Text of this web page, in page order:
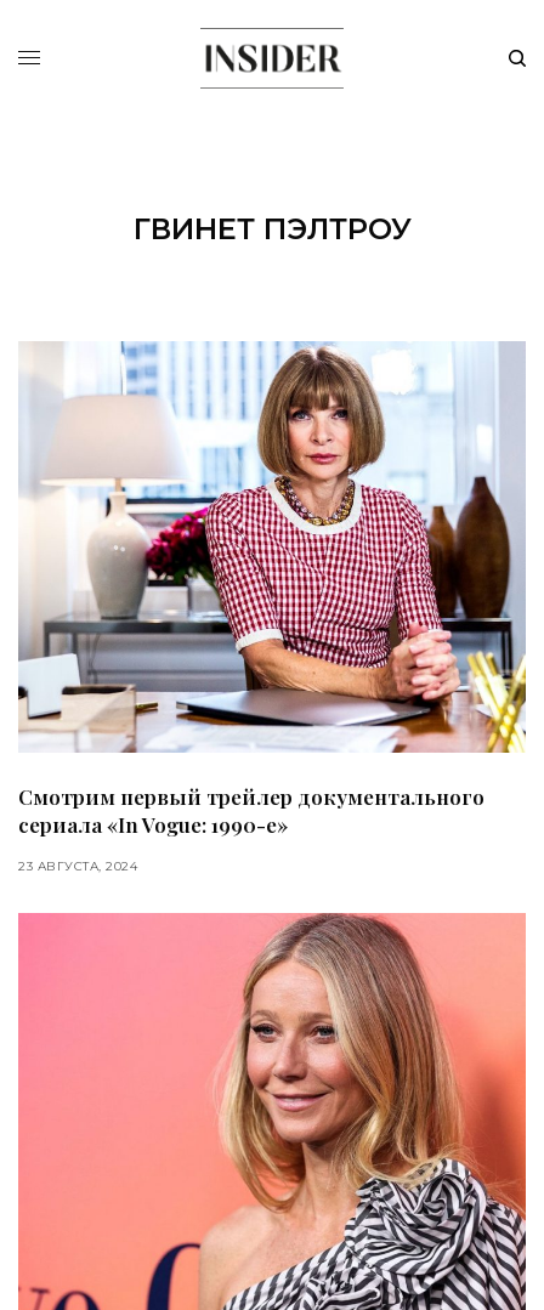
ГВИНЕТ ПЭЛТРОУ
Смотрим первый трейлер документального
сериала «In Vogue: 1990-е»
23 АВГУСТА, 2024